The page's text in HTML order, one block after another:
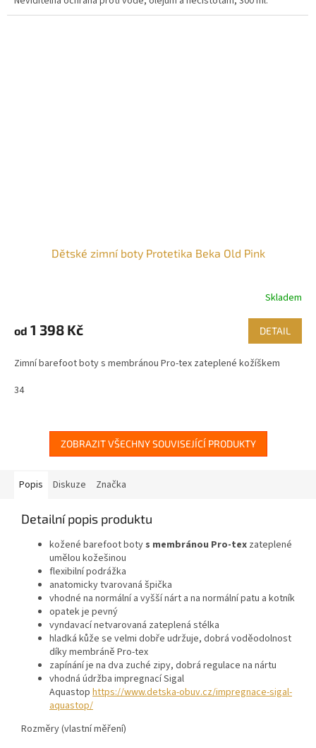
Dětské zimní boty Protetika Beka Old Pink
Skladem
od 1 398 Kč DETAIL
Zimní barefoot boty s membránou Pro-tex zateplené kožíškem
34
ZOBRAZIT VŠECHNY SOUVISEJÍCÍ PRODUKTY
Popis Diskuze Značka
Detailní popis produktu
kožené barefoot boty s membránou Pro-tex zateplené
umělou kožešinou
flexibilní podrážka
anatomicky tvarovaná špička
vhodné na normální a vyšší nárt a na normální patu a kotník
opatek je pevný
vyndavací netvarovaná zateplená stélka
hladká kůže se velmi dobře udržuje, dobrá voděodolnost
díky membráně Pro-tex
zapínání je na dva zuché zipy, dobrá regulace na nártu
vhodná údržba impregnací Sigal
Aquastop https://www.detska-obuv.cz/impregnace-sigal-
aquastop/
Rozměry (vlastní měření)